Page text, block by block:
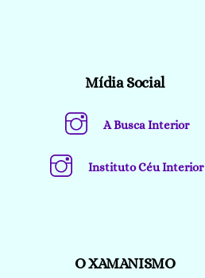
Mídia Social
A Busca Interior
Instituto Céu Interior
O XAMANISMO